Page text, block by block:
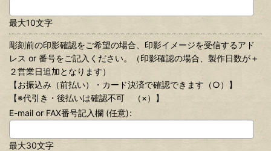
最大10文字
彫刻前の印影確認をご希望の場合、印影イメージを受信するアド
レス or 番号をご記入ください。（印影確認の場合、製作日数が＋
２営業日追加となります）
【お振込み（前払い）・カード決済で確認できます（○）】
【※代引き・後払いは確認不可 （×）】
E-mail or FAX番号記入欄 (任意):
最大30文字